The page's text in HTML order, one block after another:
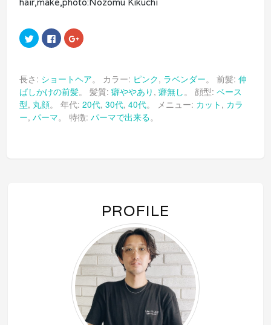
ク
リ
Twitter
で
共
有
(新
し
い
ウ
Facebook
で
に
は
ク
リ
ッ
ク
し
い
ク
リ
Google+
共
有
(新
し
い
ウ
長さ: ショートヘア。 カラー: ピンク, ラベンダー。 前髪: 伸
ばしかけの前髪。 髪質: 癖ややあり , 癖無し。 顔型: ベース
型, 丸顔。 年代: 20代, 30代, 40代。 メニュー: カット , カラ
ー, パーマ。 特徴: パーマで出来る。
PROFILE